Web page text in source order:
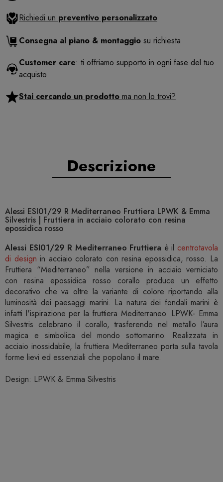
Richiedi un preventivo personalizzato
Consegna al piano & montaggio su richiesta
Customer care: ti offriamo supporto in ogni fase del tuo
acquisto
Stai cercando un prodotto ma non lo trovi?
Descrizione
Alessi ESI01/29 R Mediterraneo Fruttiera LPWK & Emma
Silvestris | Fruttiera in acciaio colorato con resina
epossidica rosso
Alessi ESI01/29 R Mediterraneo Fruttiera è il centrotavola
di design in acciaio colorato con resina epossidica, rosso. La
Fruttiera “Mediterraneo” nella versione in acciaio verniciato
con resina epossidica rosso corallo produce un effetto
decorativo che va oltre la variante di colore riportando alla
luminosità dei paesaggi marini. La natura dei fondali marini è
infatti l'ispirazione per la fruttiera Mediterraneo. LPWK- Emma
Silvestris celebrano il corallo, trasferendo nel metallo l’aura
magica e simbolica del mondo sottomarino. Realizzata in
acciaio inossidabile, la fruttiera Mediterraneo porta sulla tavola
forme lievi ed essenziali che popolano il mare.
Design: LPWK & Emma Silvestris